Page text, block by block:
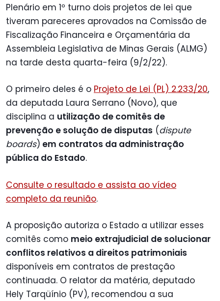
Plenário em 1º turno dois projetos de lei que
tiveram pareceres aprovados na Comissão de
Fiscalização Financeira e Orçamentária da
Assembleia Legislativa de Minas Gerais (ALMG)
na tarde desta quarta-feira (9/2/22).
O primeiro deles é o Projeto de Lei (PL) 2.233/20,
da deputada Laura Serrano (Novo), que
disciplina a utilização de comitês de
prevenção e solução de disputas (dispute
boards) em contratos da administração
pública do Estado.
Consulte o resultado e assista ao vídeo
completo da reunião.
A proposição autoriza o Estado a utilizar esses
comitês como meio extrajudicial de solucionar
conflitos relativos a direitos patrimoniais
disponíveis em contratos de prestação
continuada. O relator da matéria, deputado
Hely Tarqüínio (PV), recomendou a sua